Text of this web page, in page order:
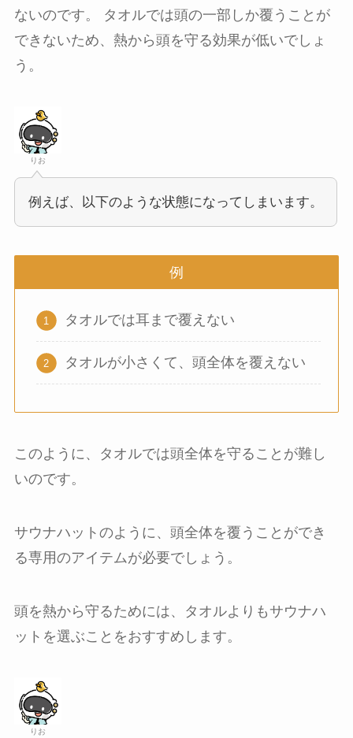
ないのです。 タオルでは頭の一部しか覆うことが
できないため、熱から頭を守る効果が低いでしょ
う。
りお
例えば、以下のような状態になってしまいます。
例
タオルでは耳まで覆えない
タオルが小さくて、頭全体を覆えない
このように、タオルでは頭全体を守ることが難し
いのです。
サウナハットのように、頭全体を覆うことができ
る専用のアイテムが必要でしょう。
頭を熱から守るためには、タオルよりもサウナハ
ットを選ぶことをおすすめします。
りお